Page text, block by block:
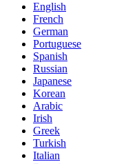
English
French
German
Portuguese
Spanish
Russian
Japanese
Korean
Arabic
Irish
Greek
Turkish
Italian